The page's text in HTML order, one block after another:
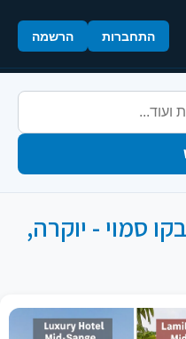
התחברות הרשמה
סמוי - יוקרה,